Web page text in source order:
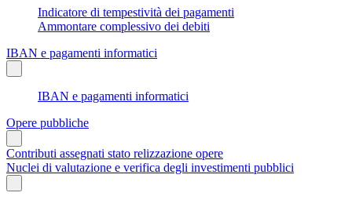
Indicatore di tempestività dei pagamenti
Ammontare complessivo dei debiti
IBAN e pagamenti informatici
IBAN e pagamenti informatici
Opere pubbliche
Contributi assegnati stato relizzazione opere
Nuclei di valutazione e verifica degli investimenti pubblici